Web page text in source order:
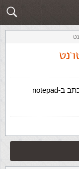
שלח תשובה
איך מעלים אתר של html שנכתב ב-notepad